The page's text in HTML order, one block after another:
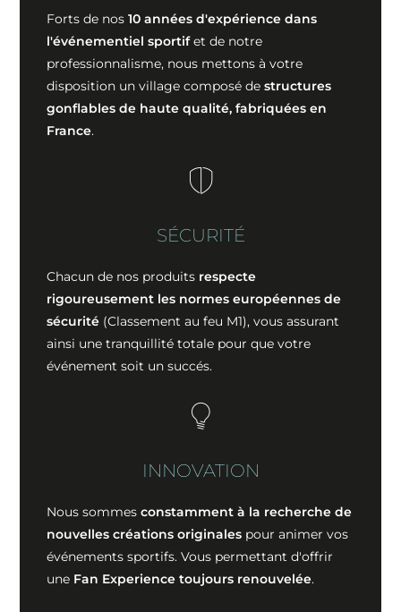
Forts de nos 10 années d'expérience dans
l'événementiel sportifet de notre
professionnalisme, nous mettons à votre
disposition un village composé destructures
gonflables de haute qualité, fabriquées en
France.
SÉCURITÉ
Chacun de nos produits respecte
rigoureusement les normes européennes de
sécurité (Classement au feu M1), vous assurant
ainsi une tranquillité totale pour que votre
événement soit un succés.
INNOVATION
Nous sommesconstamment à la recherche de
nouvelles créations originales pour animer vos
événements sportifs. Vous permettant d'offrir
une Fan Experience toujours renouvelée.